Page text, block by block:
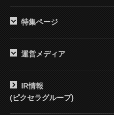
特集ページ
運営メディア
IR情報
(ピクセラグループ)